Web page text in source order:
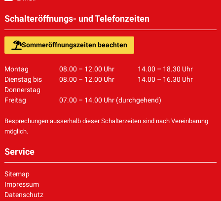
Schalteröffnungs- und Telefonzeiten
Sommeröffnungszeiten beachten
Montag 08.00 – 12.00 Uhr
14.00 – 18.30 Uhr
Dienstag bis
Donnerstag
08.00 – 12.00 Uhr 14.00 – 16.30 Uhr
Freitag 07.00 – 14.00 Uhr (durchgehend)
Besprechungen ausserhalb dieser Schalterzeiten sind nach Vereinbarung
möglich.
Service
Sitemap
Impressum
Datenschutz